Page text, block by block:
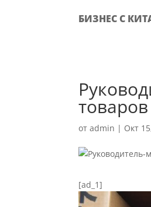
БИЗНЕС С
отadmin | Окт
[ad_1]